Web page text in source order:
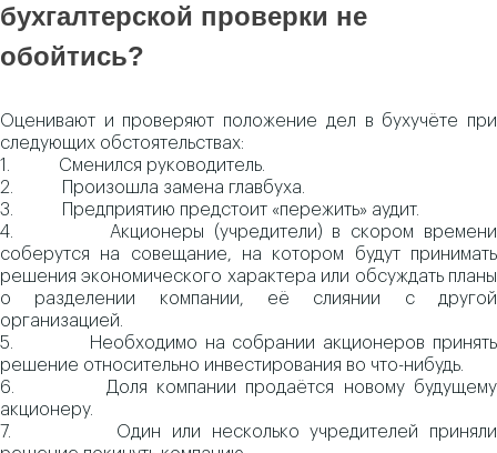
бухгалтерской проверки не
обойтись?
Оценивают и проверяют положение дел в бухучёте при
следующих обстоятельствах:
1. Сменился руководитель.
2. Произошла замена главбуха.
3. Предприятию предстоит «пережить» аудит.
4. Акционеры (учредители) в скором времени
соберутся на совещание, на котором будут принимать
решения экономического характера или обсуждать планы
о разделении компании, её слиянии с другой
организацией.
5. Необходимо на собрании акционеров принять
решение относительно инвестирования во что-нибудь.
6. Доля компании продаётся новому будущему
акционеру.
7. Один или несколько учредителей приняли